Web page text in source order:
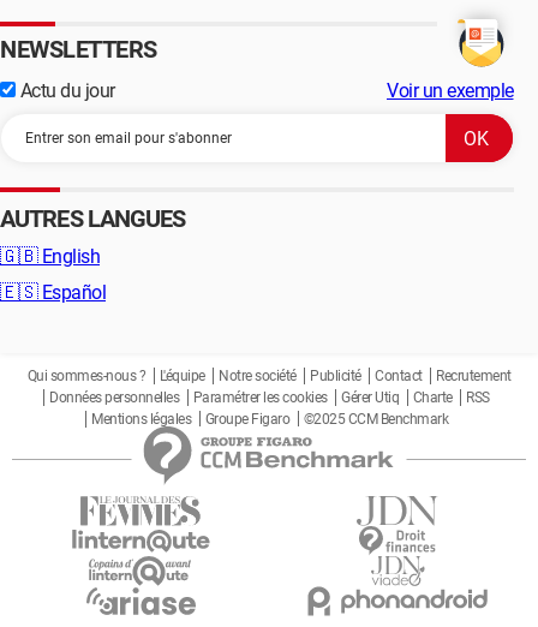
NEWSLETTERS
Actu du jour Voir un exemple
AUTRES LANGUES
🇬🇧 English
🇪🇸 Español
Qui sommes-nous ? L'équipe Notre société Publicité Contact
Recrutement
Données personnelles
Paramétrer les cookies Gérer Utiq Charte
RSS
Mentions légales
Groupe Figaro ©2025 CCM Benchmark